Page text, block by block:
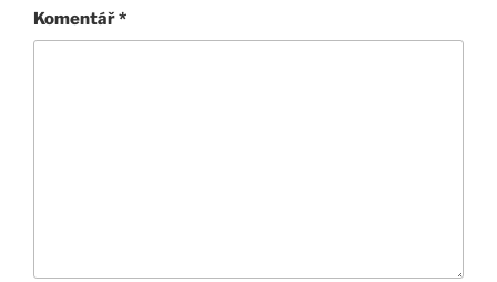
Komentář*